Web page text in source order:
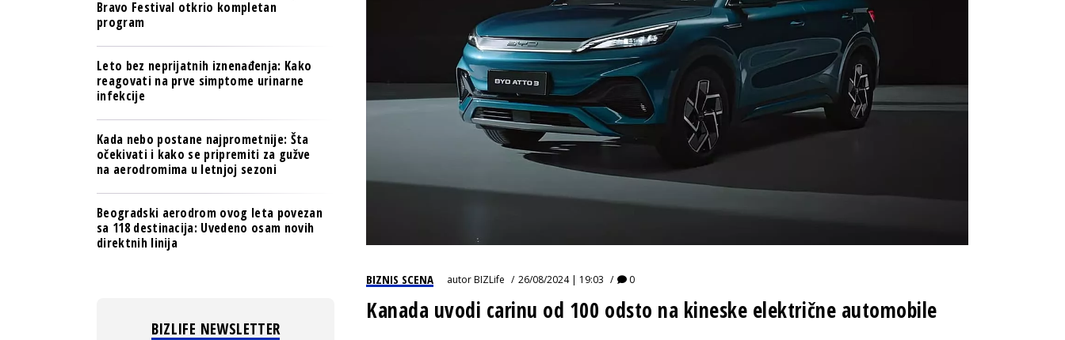
PULS REGIONA
NOVO NA RAFU
BIZLIFE WEEK
IZJAVA GODINE
PULS REGIONA
IZJAVA GODINE
BIZNIS SCENA autorBIZLife 26/08/2024 | 19:03 0
Kanada uvodi carinu od 100 odsto na kineske električne automobile
Bravo Festival otkrio kompletan
program
Leto bez neprijatnih iznenađenja: Kako
reagovati na prve simptome urinarne
infekcije
Kada nebo postane najprometnije: Šta
očekivati i kako se pripremiti za gužve
na aerodromima u letnjoj sezoni
Beogradski aerodrom ovog leta povezan
sa 118 destinacija: Uvedeno osam novih
direktnih linija
BIZLIFE NEWSLETTER